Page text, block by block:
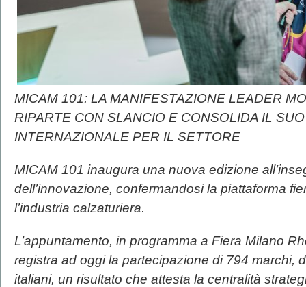
MICAM 101: LA MANIFESTAZIONE LEADER
RIPARTE CON SLANCIO E CONSOLIDA IL
INTERNAZIONALE PER IL SETTORE
MICAM 101 inaugura una nuova edizione
dell’innovazione, confermandosi la piattaforma
l’industria calzaturiera.
L’appuntamento, in programma a Fiera Milano
registra ad oggi la partecipazione di 794 marchi,
italiani, un risultato che attesta la centralità